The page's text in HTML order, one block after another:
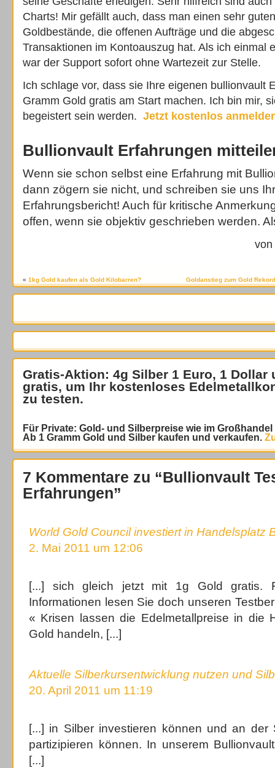
Charts! Mir gefällt auch, dass man einen sehr
Goldbestände, die offenen Aufträge und die
Transaktionen im Kontoauszug hat. Als ich einmal
war der Support sofort ohne Wartezeit zur Stelle.
Ich schlage vor, dass sie Ihre eigenen bullionvault
Gramm Gold gratis am Start machen. Ich bin mir,
begeistert sein werden. Jetzt kostenlos
Bullionvault Erfahrungen
Wenn sie schon selbst eine Erfahrung mit
dann zögern sie nicht, und schreiben sie uns
Erfahrungsbericht! Auch für kritische
offen, wenn sie objektiv geschrieben werden.
von
« 1kg Gold kaufen als Gold Kilobarren? Goldanstieg zum Gold
Gratis-Aktion: 4g Silber 1 Euro, 1 Dollar
gratis, um Ihr kostenloses
zu testen.
Für Private: Gold- und Silberpreise wie im
Ab 1 Gramm Gold und Silber kaufen und verkaufen.
7 Kommentare zu “Bullionvault
Erfahrungen”
World Gold Council investiert in Handelsplatz
2. Mai 2011 um 12:06
[...] sich gleich jetzt mit 1g Gold gratis.
Informationen lesen Sie doch unseren
« Krisen lassen die Edelmetallpreise in die
Gold handeln, [...]
Aktuelle Silberkursentwicklung nutzen und
20. April 2011 um 11:19
[...] in Silber investieren können und an der
partizipieren können. In unserem
[...]